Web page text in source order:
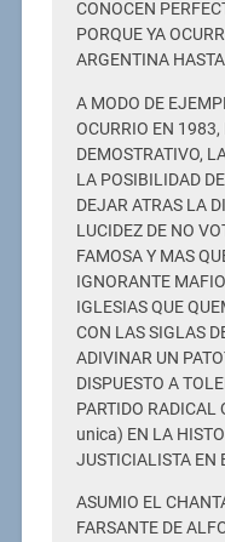
CONOCEN
PORQUE YA
ARGENTINA
A MODO DE
OCURRIO EN 1983,
DEMOSTRATIVO,
LA POSIBILIDAD
DEJAR ATRAS LA
LUCIDEZ DE NO
FAMOSA Y MAS
IGNORANTE
IGLESIAS QUE
CON LAS SIGLAS
ADIVINAR UN
DISPUESTO A
PARTIDO RADICAL
unica) EN LA
JUSTICIALISTA EN
ASUMIO EL
FARSANTE DE